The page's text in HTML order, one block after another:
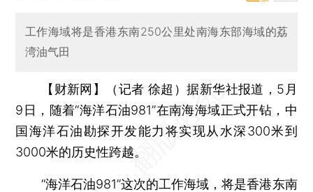
工作海域将是香港东南250公里处南海东部海域的荔
湾油气田
【财新网】（记者 徐超）据新华社报道，5月
9日，随着“海洋石油981”在南海海域正式开钻，中
国海洋石油勘探开发能力将实现从水深300米到
3000米的历史性跨越。
“海洋石油981”这次的工作海域，将是香港东南